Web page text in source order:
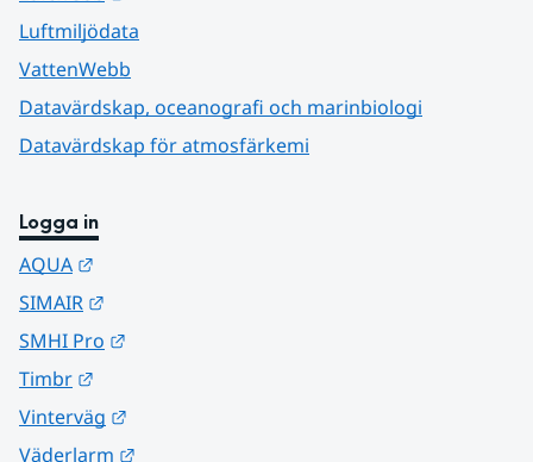
Luftmiljödata
VattenWebb
Datavärdskap, oceanografi och marinbiologi
Datavärdskap för atmosfärkemi
Logga in
AQUA
SIMAIR
SMHI Pro
Timbr
Vinterväg
Väderlarm